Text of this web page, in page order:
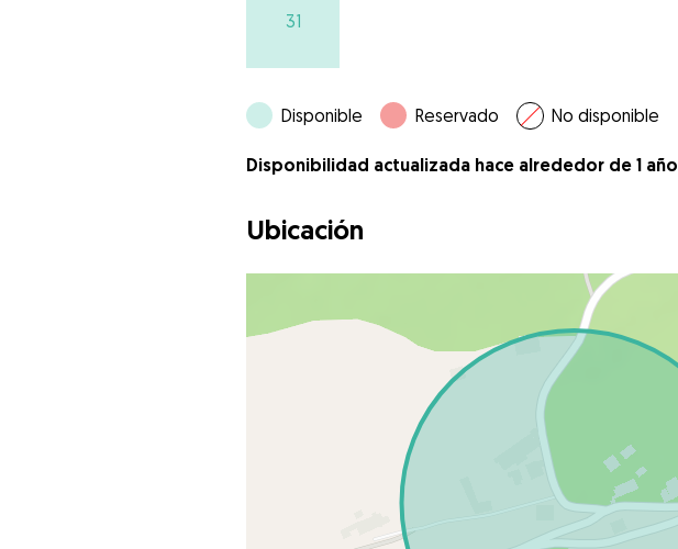
31
Disponible Reservado No disponible
Disponibilidad actualizada hace alrededor de 1 año
Ubicación